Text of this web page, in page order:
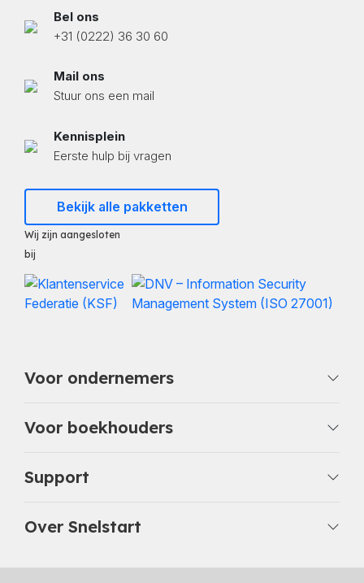
Bel ons
+31 (0222) 36 30 60
Mail ons
Stuur ons een mail
Kennisplein
Eerste hulp bij vragen
Bekijk alle pakketten
Wij zijn aangesloten
bij
Voor ondernemers
Voor boekhouders
Support
Over Snelstart